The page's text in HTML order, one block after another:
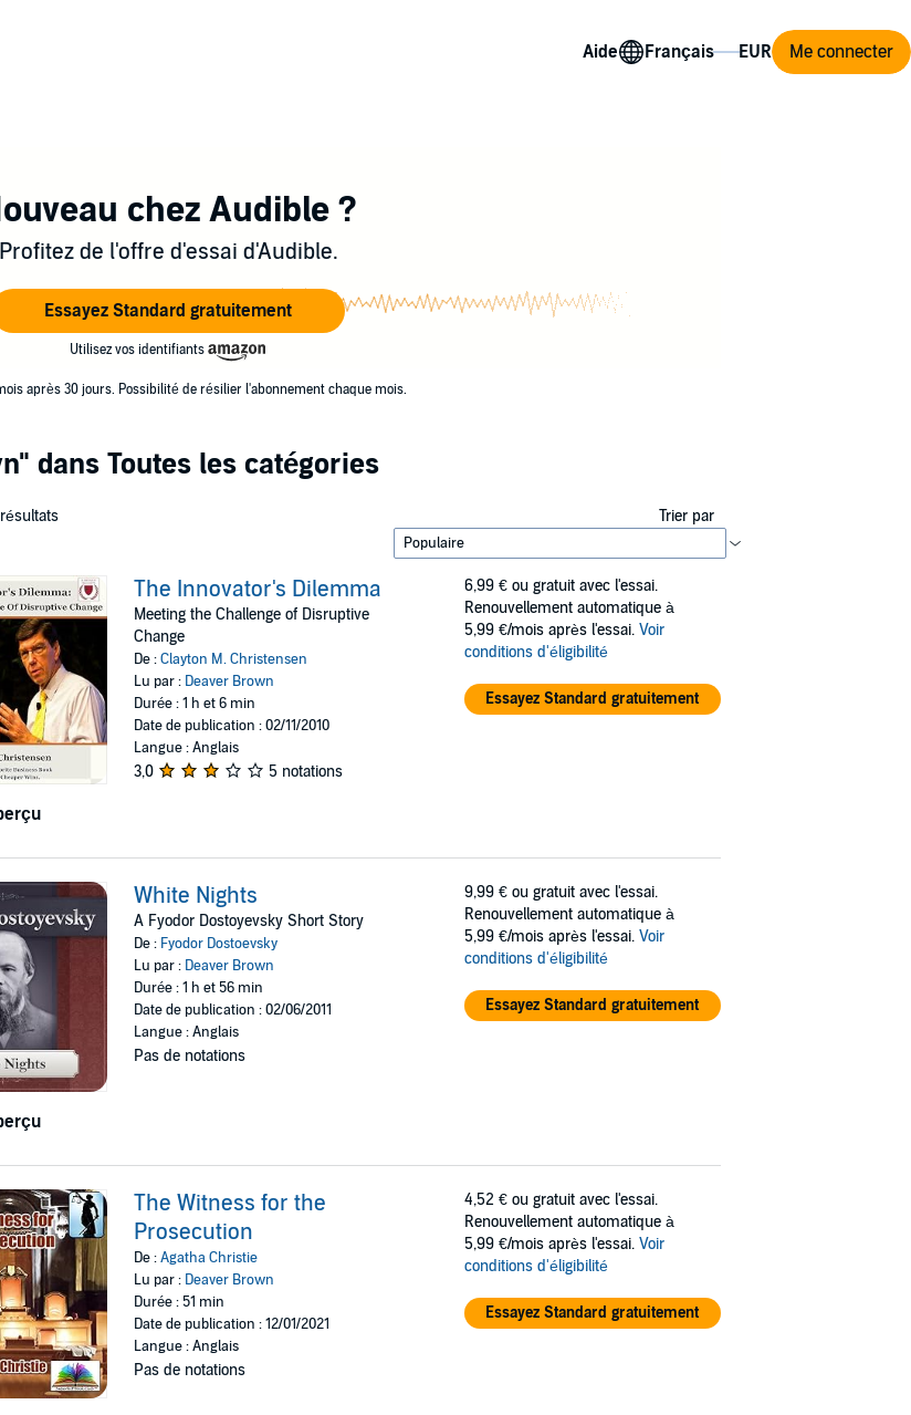
Aide Me connecter
chez Audible ?
Profitez de l'offre d'essai d'Audible.
Essayez Standard gratuitement
Utilisez vos identifiants
après 30 jours. Possibilité de résilier l'abonnement chaque mois.
dans Toutes les catégories
Trier par
The Innovator's Dilemma
Meeting the Challenge of Disruptive
Change
De :Clayton M. Christensen
Lu par : Deaver Brown
Durée : 1 h et 6 min
Date de publication : 02/11/2010
Langue : Anglais
3,0 5 notations
6,99 € ou gratuit avec l'essai.
Renouvellement automatique à
5,99 €/mois après l'essai. Voir
conditions d'éligibilité
Essayez Standard gratuitement
White Nights
A Fyodor Dostoyevsky Short Story
De : Fyodor Dostoevsky
Lu par : Deaver Brown
Durée : 1 h et 56 min
Date de publication : 02/06/2011
Langue : Anglais
Pas de notations
9,99 € ou gratuit avec l'essai.
Renouvellement automatique à
5,99 €/mois après l'essai. Voir
conditions d'éligibilité
Essayez Standard gratuitement
The Witness for the
Prosecution
De :Agatha Christie
Lu par : Deaver Brown
Durée : 51 min
Date de publication : 12/01/2021
Langue : Anglais
Pas de notations
4,52 € ou gratuit avec l'essai.
Renouvellement automatique à
5,99 €/mois après l'essai. Voir
conditions d'éligibilité
Essayez Standard gratuitement